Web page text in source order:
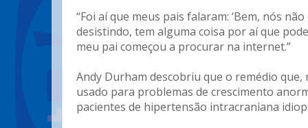
“Foi aí que meus pais falaram: ‘Bem, nós
desistindo, tem alguma coisa por aí que
meu pai começou a procurar na internet.”
Andy Durham descobriu que o remédio que,
usado para problemas de crescimento
pacientes de hipertensão intracraniana